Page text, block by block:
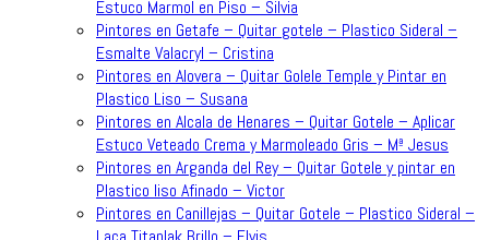
Estuco Marmol en Piso – Silvia
Pintores en Getafe – Quitar gotele – Plastico Sideral –
Esmalte Valacryl – Cristina
Pintores en Alovera – Quitar Golele Temple y Pintar en
Plastico Liso – Susana
Pintores en Alcala de Henares – Quitar Gotele – Aplicar
Estuco Veteado Crema y Marmoleado Gris – Mª Jesus
Pintores en Arganda del Rey – Quitar Gotele y pintar en
Plastico liso Afinado – Victor
Pintores en Canillejas – Quitar Gotele – Plastico Sideral –